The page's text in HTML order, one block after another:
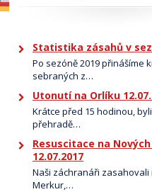
Statistika zásahů v
Po sezóně 2019 přinášíme
sebraných z…
Utonutí na Orlíku
Krátce před 15 hodinou,
přehradě…
Resuscitace na
12.07.2017
Naši záchranáři zasahovali
Merkur,…